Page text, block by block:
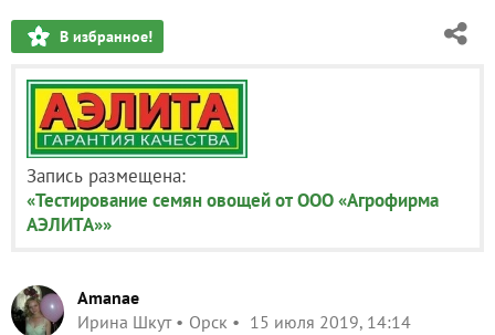
В избранное!
Запись размещена:
«Тестирование семян овощей от ООО «Агрофирма
АЭЛИТА»»
Amanae
Ирина Шкут
Орск 15 июля 2019, 14:14